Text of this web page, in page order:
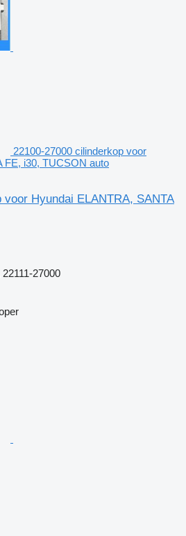
22100-27000 cilinderkop voor
FE, i30, TUCSON auto
Hyundai ELANTRA, SANTA
27000